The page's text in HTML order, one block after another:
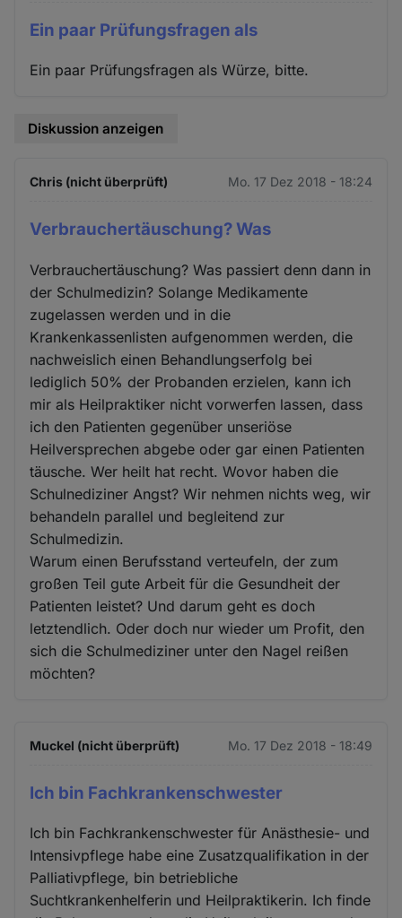
Ein paar Prüfungsfragen als
Ein paar Prüfungsfragen als Würze, bitte.
Diskussion anzeigen
Chris (nicht überprüft) Mo. 17 Dez 2018 - 18:24
Verbrauchertäuschung? Was
Verbrauchertäuschung? Was passiert denn dann in
der Schulmedizin? Solange Medikamente
zugelassen werden und in die
Krankenkassenlisten aufgenommen werden, die
nachweislich einen Behandlungserfolg bei
lediglich 50% der Probanden erzielen, kann ich
mir als Heilpraktiker nicht vorwerfen lassen, dass
ich den Patienten gegenüber unseriöse
Heilversprechen abgebe oder gar einen Patienten
täusche. Wer heilt hat recht. Wovor haben die
Schulnediziner Angst? Wir nehmen nichts weg, wir
behandeln parallel und begleitend zur
Schulmedizin.
Warum einen Berufsstand verteufeln, der zum
großen Teil gute Arbeit für die Gesundheit der
Patienten leistet? Und darum geht es doch
letztendlich. Oder doch nur wieder um Profit, den
sich die Schulmediziner unter den Nagel reißen
möchten?
Muckel (nicht überprüft) Mo. 17 Dez 2018 - 18:49
Ich bin Fachkrankenschwester
Ich bin Fachkrankenschwester für Anästhesie- und
Intensivpflege habe eine Zusatzqualifikation in der
Palliativpflege, bin betriebliche
Suchtkrankenhelferin und Heilpraktikerin. Ich finde